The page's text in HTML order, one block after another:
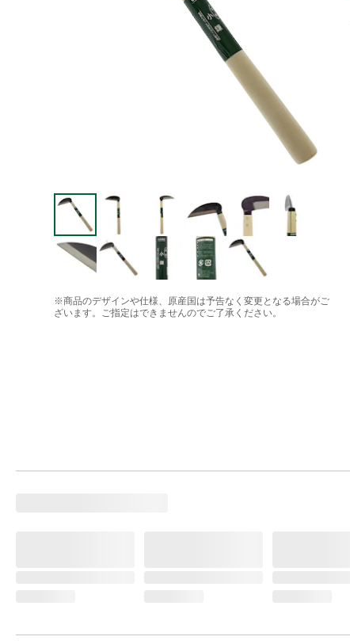
※商品のデザインや仕様、原産国は予告なく変更となる場合がご
ざいます。ご指定はできませんのでご了承ください。